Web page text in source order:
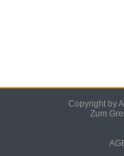
Copyright by
Zum